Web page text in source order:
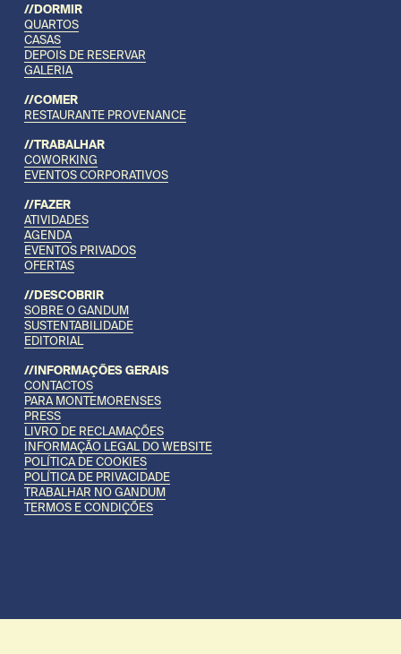
//DORMIR
QUARTOS
CASAS
DEPOIS DE RESERVAR
GALERIA
//COMER
RESTAURANTE PROVENANCE
//TRABALHAR
COWORKING
EVENTOS CORPORATIVOS
//FAZER
ATIVIDADES
AGENDA
EVENTOS PRIVADOS
OFERTAS
//DESCOBRIR
SOBRE O GANDUM
SUSTENTABILIDADE
EDITORIAL
//INFORMAÇÕES GERAIS
CONTACTOS
PARA MONTEMORENSES
PRESS
LIVRO DE RECLAMAÇÕES
INFORMAÇÃO LEGAL DO WEBSITE
POLÍTICA DE COOKIES
POLÍTICA DE PRIVACIDADE
TRABALHAR NO GANDUM
TERMOS E CONDIÇÕES